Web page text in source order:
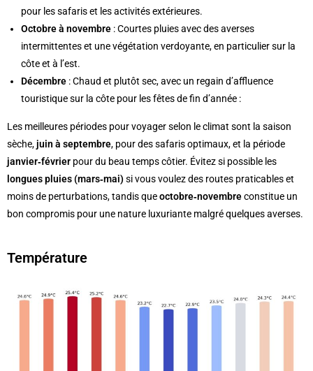
pour les safaris et les activités extérieures.
Octobre à novembre : Courtes pluies avec des averses
intermittentes et une végétation verdoyante, en particulier sur la
côte et à l’est.
Décembre : Chaud et plutôt sec, avec un regain d’affluence
touristique sur la côte pour les fêtes de fin d’année :
Les meilleures périodes pour voyager selon le climat sont la saison
sèche,juin à septembre, pour des safaris optimaux, et la période
janvier‑février pour du beau temps côtier. Évitez si possible les
longues pluies (mars‑mai) si vous voulez des routes praticables et
moins de perturbations, tandis queoctobre‑novembreconstitue un
bon compromis pour une nature luxuriante malgré quelques averses.
Température